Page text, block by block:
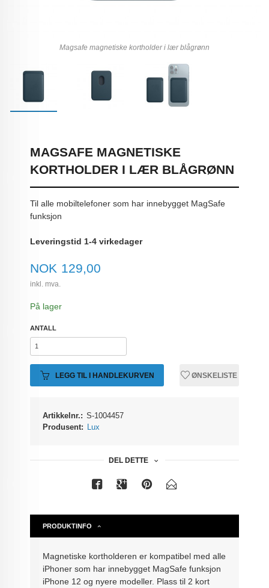
Magsafe magnetiske kortholder i lær blågrønn
MAGSAFE MAGNETISKE
KORTHOLDER I LÆR BLÅGRØNN
Til alle mobiltelefoner som har innebygget MagSafe
funksjon
Leveringstid 1-4 virkedager
Pris
NOK 129,00
inkl. mva.
På lager
ANTALL
LEGG TIL I HANDLEKURVEN ØNSKELISTE
Artikkelnr.: S-1004457
Produsent: Lux
DEL DETTE
PRODUKTINFO
Magnetiske kortholderen er kompatibel med alle
iPhoner som har innebygget MagSafe funksjon
iPhone 12 og nyere modeller. Plass til 2 kort